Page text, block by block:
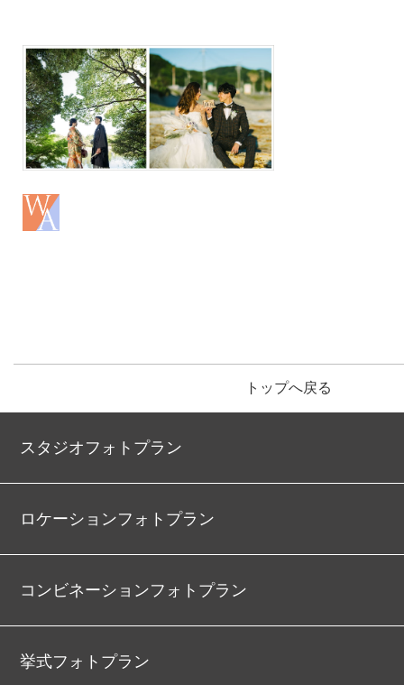
トップへ戻る
スタジオフォトプラン
ロケーションフォトプラン
コンビネーションフォトプラン
挙式フォトプラン